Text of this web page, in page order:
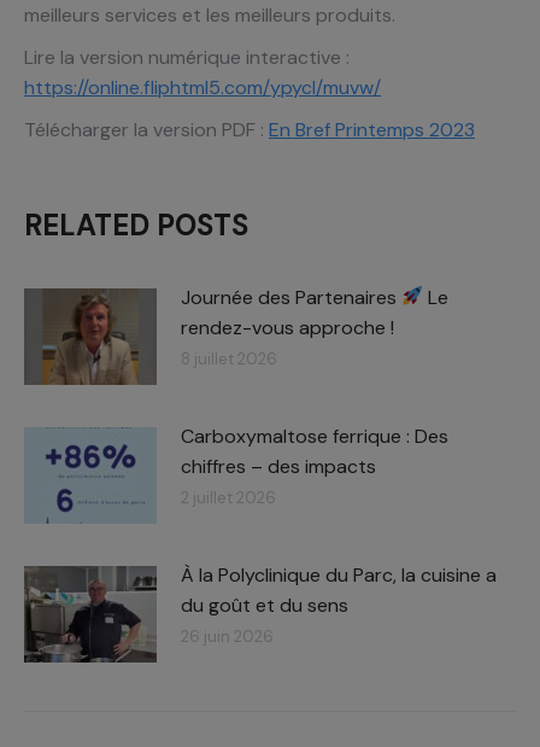
meilleurs services et les meilleurs produits.
Lire la version numérique interactive :
https://online.fliphtml5.com/ypycl/muvw/
Télécharger la version PDF : En Bref Printemps 2023
RELATED POSTS
Journée des Partenaires
Le
rendez-vous approche !
8 juillet 2026
Carboxymaltose ferrique : Des
chiffres – des impacts​
2 juillet 2026
À la Polyclinique du Parc, la cuisine a
du goût et du sens
26 juin 2026